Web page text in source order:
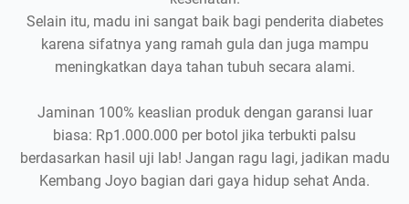
Selain itu, madu ini sangat baik bagi penderita diabetes
karena sifatnya yang ramah gula dan juga mampu
meningkatkan daya tahan tubuh secara alami.
Jaminan 100% keaslian produk dengan garansi luar
biasa: Rp1.000.000 per botol jika terbukti palsu
berdasarkan hasil uji lab! Jangan ragu lagi, jadikan madu
Kembang Joyo bagian dari gaya hidup sehat Anda.